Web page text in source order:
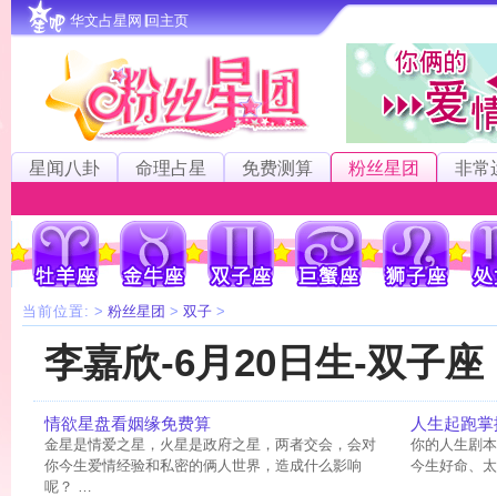
华文占星网∣回主页
星闻八卦 命理占星 免费测算 粉丝星团 非常
当前位置: > 粉丝星团 > 双子 >
李嘉欣-6月20日生-双子座
情欲星盘看姻缘免费算
金星是情爱之星，火星是政府之星，两者交会，会对
你今生爱情经验和私密的俩人世界，造成什么影响
呢？ …
人生起跑
你的人生剧
今生好命、